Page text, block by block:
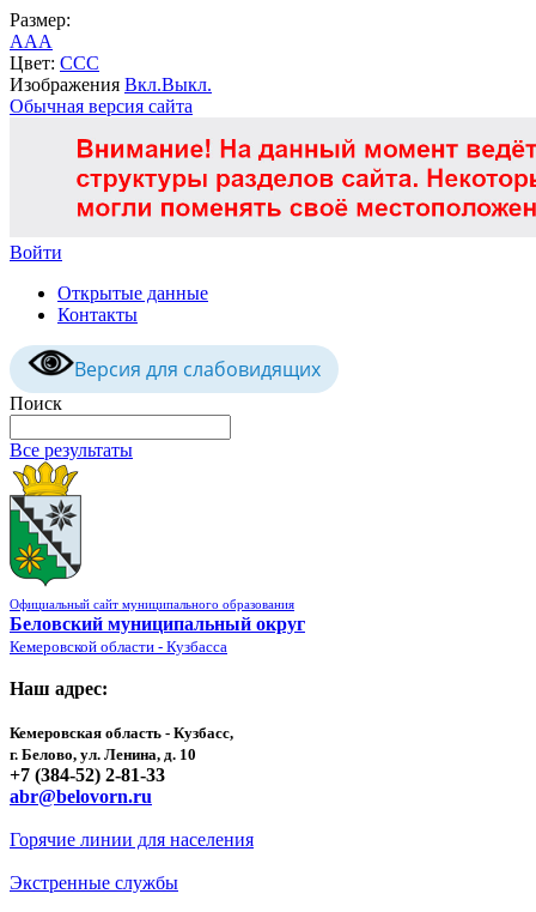
Размер:
AAA
Цвет: CCC
Изображения Вкл.Выкл.
Обычная версия сайта
Войти
Открытые данные
Контакты
Версия для слабовидящих
Поиск
Все результаты
Официальный сайт муниципального образования
Беловский муниципальный округ
Кемеровской области - Кузбасса
Наш адрес:
Кемеровская область - Кузбасс,
г. Белово, ул. Ленина, д. 10
+7 (384-52) 2-81-33
abr@belovorn.ru
Горячие линии для населения
Экстренные службы